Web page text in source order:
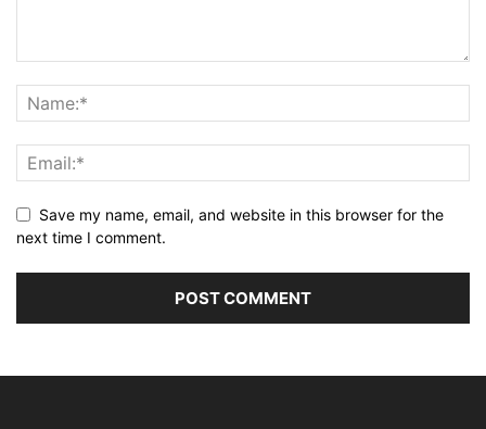
Save my name, email, and website in this browser for the
next time I comment.